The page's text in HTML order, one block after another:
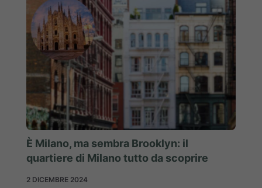
È Milano, ma sembra Brooklyn: il
quartiere di Milano tutto da scoprire
2 DICEMBRE 2024